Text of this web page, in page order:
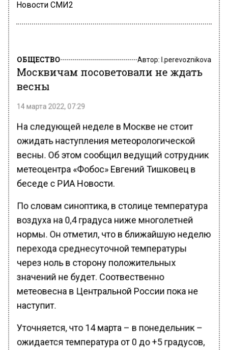
Новости СМИ2
ОБЩЕСТВО Автор: l.perevoznikova
Москвичам посоветовали не ждать
весны
14 марта 2022, 07:29
На следующей неделе в Москве не стоит
ожидать наступления метеорологической
весны. Об этом сообщил ведущий сотрудник
метеоцентра «Фобос» Евгений Тишковец в
беседе с РИА Новости.
По словам синоптика, в столице температура
воздуха на 0,4 градуса ниже многолетней
нормы. Он отметил, что в ближайшую неделю
перехода среднесуточной температуры
через ноль в сторону положительных
значений не будет. Соотвественно
метеовесна в Центральной России пока не
наступит.
Уточняется, что 14 марта – в понедельник –
ожидается температура от 0 до +5 градусов,